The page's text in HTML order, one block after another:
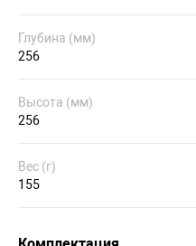
Глубина (мм)
256
Высота (мм)
256
Вес (г)
155